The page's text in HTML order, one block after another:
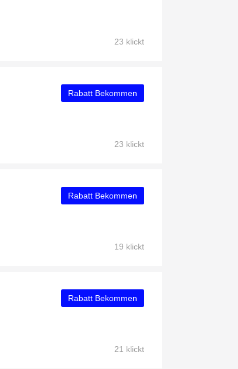
23 klickt
Rabatt Bekommen
23 klickt
Rabatt Bekommen
19 klickt
Rabatt Bekommen
21 klickt